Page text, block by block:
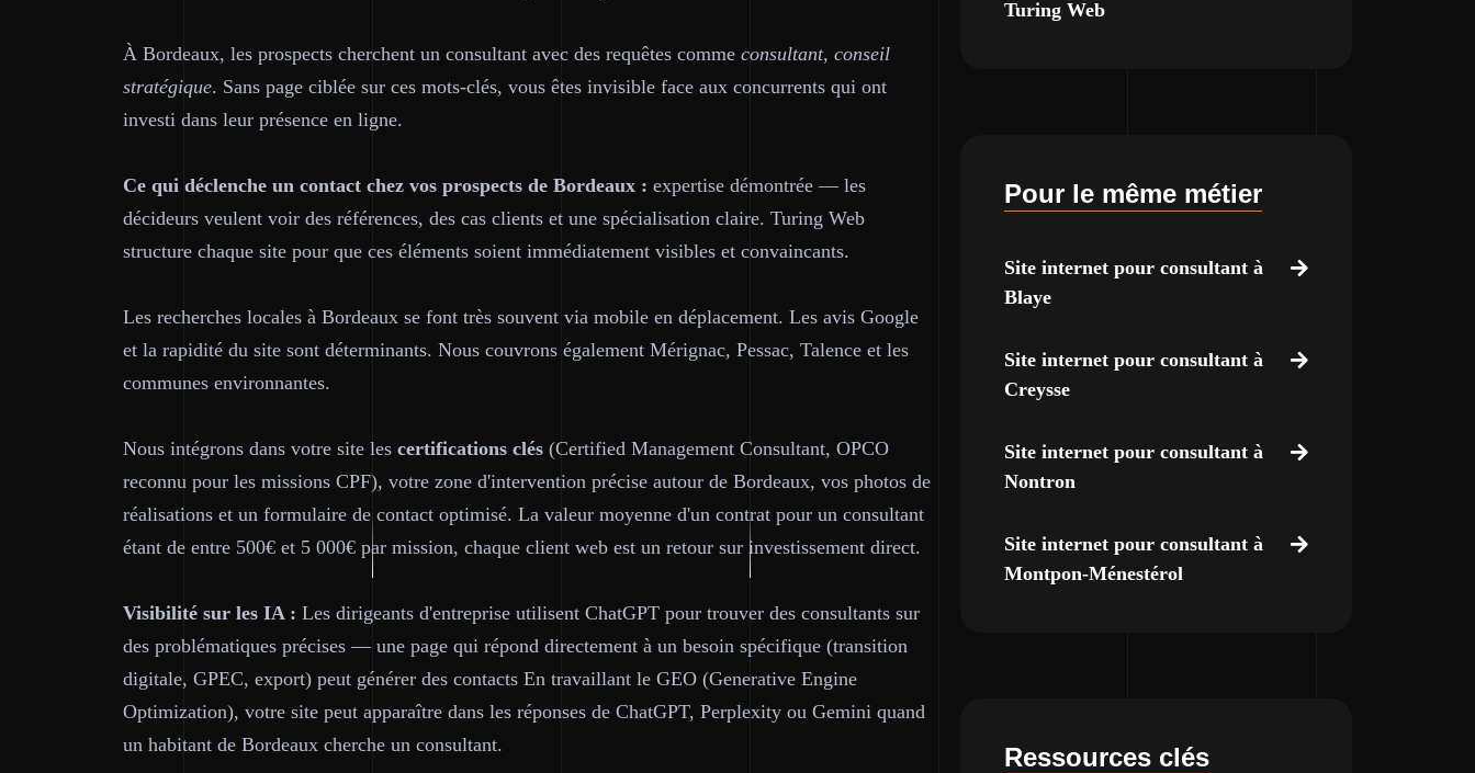
À Bordeaux, les prospects cherchent un consultant avec des requêtes comme consultant, conseil
stratégique. Sans page ciblée sur ces mots-clés, vous êtes invisible face aux concurrents qui ont
investi dans leur présence en ligne.
Ce qui déclenche un contact chez vos prospects de Bordeaux : expertise démontrée — les
décideurs veulent voir des références, des cas clients et une spécialisation claire. Turing Web
structure chaque site pour que ces éléments soient immédiatement visibles et convaincants.
Les recherches locales à Bordeaux se font très souvent via mobile en déplacement. Les avis Google
et la rapidité du site sont déterminants. Nous couvrons également Mérignac, Pessac, Talence et les
communes environnantes.
Nous intégrons dans votre site les certifications clés (Certified Management Consultant, OPCO
reconnu pour les missions CPF), votre zone d'intervention précise autour de Bordeaux, vos photos de
réalisations et un formulaire de contact optimisé. La valeur moyenne d'un contrat pour un consultant
étant de entre 500€ et 5 000€ par mission, chaque client web est un retour sur investissement direct.
Visibilité sur les IA : Les dirigeants d'entreprise utilisent ChatGPT pour trouver des consultants sur
des problématiques précises — une page qui répond directement à un besoin spécifique (transition
digitale, GPEC, export) peut générer des contacts En travaillant le GEO (Generative Engine
Optimization), votre site peut apparaître dans les réponses de ChatGPT, Perplexity ou Gemini quand
un habitant de Bordeaux cherche un consultant.
Turing Web
Pour le même métier
Site internet pour consultant à
Blaye
Site internet pour consultant à
Creysse
Site internet pour consultant à
Nontron
Site internet pour consultant à
Montpon-Ménestérol
Ressources clés